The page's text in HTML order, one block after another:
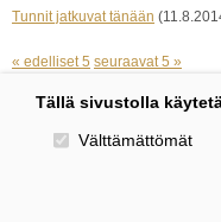
Tunnit jatkuvat tänään
« edelliset 5 seuraavat 5 »
Tehty Yhdistysavaimella |
Tällä sivustolla
Valitse käytettävät
Välttämättömät